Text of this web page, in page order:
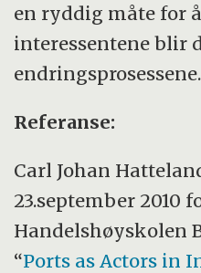
en ryddig måte for
interessentene blir
endringsprosessene.
Referanse:
Carl Johan
23.september 2010
Handelshøyskolen
“Ports as Actors in